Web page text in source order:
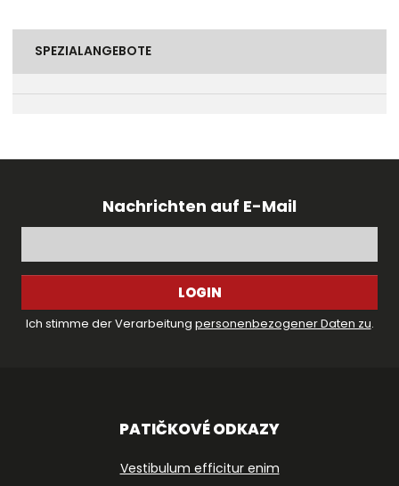
SPEZIALANGEBOTE
Nachrichten auf E-Mail
LOGIN
Ich stimme der Verarbeitung personenbezogener Daten zu.
PATIČKOVÉ ODKAZY
Vestibulum efficitur enim